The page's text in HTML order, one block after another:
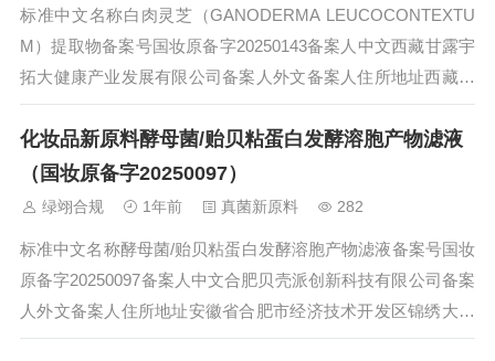
标准中文名称白肉灵芝（GANODERMA LEUCOCONTEXTU
M）提取物备案号国妆原备字20250143备案人中文西藏甘露宇
拓大健康产业发展有限公司备案人外文备案人住所地址西藏自
治区林芝市巴宜区八一镇永久片区粤林产业园12号厂房备案人
所在国（地区）中国境内责任人名称境内责任人住所地址备案
日期2...
化妆品新原料酵母菌/贻贝粘蛋白发酵溶胞产物滤液
（国妆原备字20250097）
绿翊合规 1年前 真菌新原料 282
标准中文名称酵母菌/贻贝粘蛋白发酵溶胞产物滤液备案号国妆
原备字20250097备案人中文合肥贝壳派创新科技有限公司备案
人外文备案人住所地址安徽省合肥市经济技术开发区锦绣大道
36号天门湖工业区2号厂房3层备案人所在国（地区）境内责任